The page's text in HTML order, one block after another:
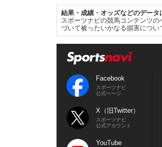
結果・成績・オッズなどのデータ
スポーツナビの競馬コンテンツ
づいて被ったいかなる損害につい
Facebook
スポーツナビ
公式ページ
X（旧Twitter）
スポーツナビ
公式アカウント
YouTube